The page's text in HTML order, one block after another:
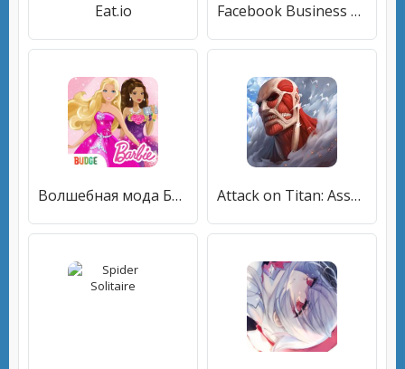
Eat.io Facebook Business Suite
Волшебная мода Барби Attack on Titan: Assault